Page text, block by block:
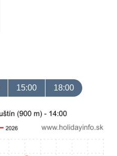
15:00 18:00